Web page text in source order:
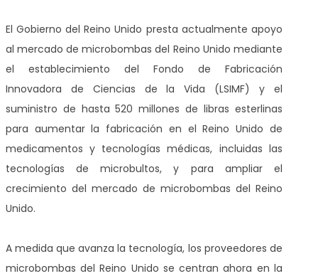
El Gobierno del Reino Unido presta actualmente apoyo
al mercado de microbombas del Reino Unido mediante
el establecimiento del Fondo de Fabricación
Innovadora de Ciencias de la Vida (LSIMF) y el
suministro de hasta 520 millones de libras esterlinas
para aumentar la fabricación en el Reino Unido de
medicamentos y tecnologías médicas, incluidas las
tecnologías de microbultos, y para ampliar el
crecimiento del mercado de microbombas del Reino
Unido.
A medida que avanza la tecnología, los proveedores de
microbombas del Reino Unido se centran ahora en la